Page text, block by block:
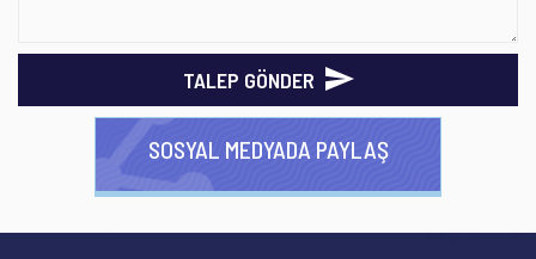
TALEP GÖNDER
SOSYAL MEDYADA PAYLAŞ